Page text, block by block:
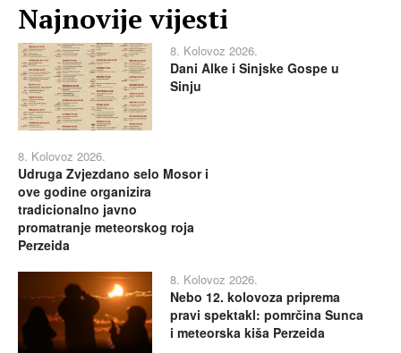
Najnovije vijesti
8. Kolovoz 2026.
Dani Alke i Sinjske Gospe u
Sinju
8. Kolovoz 2026.
Udruga Zvjezdano selo Mosor i
ove godine organizira
tradicionalno javno
promatranje meteorskog roja
Perzeida
8. Kolovoz 2026.
Nebo 12. kolovoza priprema
pravi spektakl: pomrčina Sunca
i meteorska kiša Perzeida